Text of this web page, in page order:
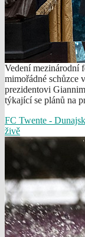
Vedení mezinárodní
mimořádné schůzce
prezidentovi
týkající se plánů na
FC Twente -
živě